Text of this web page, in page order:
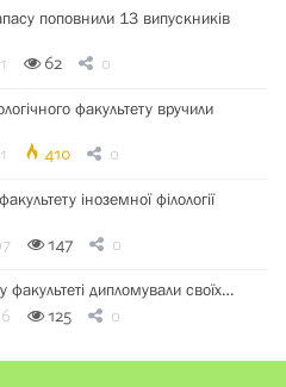
поповнили 13 випускників
62 0
факультету вручили
410 0
іноземної філології
147 0
факультеті дипломували своїх…
125 0